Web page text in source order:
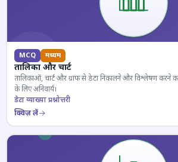
MCQ मध्यम
तालिका और चार्ट
तालिकाओं, चार्ट और ग्राफ से डेटा निकालने और विश्लेषण करने का
के लिए अनिवार्य।
डेटा व्याख्या प्रश्नोत्तरी
क्विज़ लें